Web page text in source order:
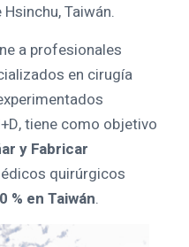
Taiwán.
a profesionales
en cirugía
tiene como objetivo
y Fabricar
quirúrgicos
% en Taiwán.